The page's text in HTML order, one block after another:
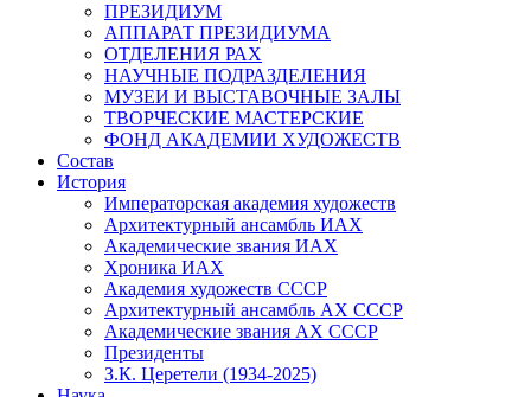
ПРЕЗИДИУМ
АППАРАТ ПРЕЗИДИУМА
ОТДЕЛЕНИЯ РАХ
НАУЧНЫЕ ПОДРАЗДЕЛЕНИЯ
МУЗЕИ И ВЫСТАВОЧНЫЕ ЗАЛЫ
ТВОРЧЕСКИЕ МАСТЕРСКИЕ
ФОНД АКАДЕМИИ ХУДОЖЕСТВ
Состав
История
Императорская академия художеств
Архитектурный ансамбль ИАХ
Академические звания ИАХ
Хроника ИАХ
Академия художеств СССР
Архитектурный ансамбль АХ СССР
Академические звания АХ СССР
Президенты
З.К. Церетели (1934-2025)